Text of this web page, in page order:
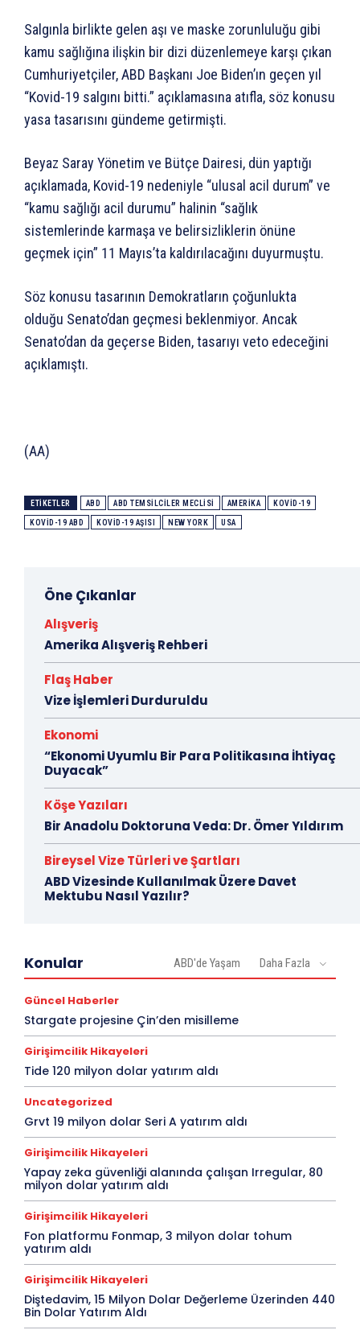
Salgınla birlikte gelen aşı ve maske zorunluluğu gibi
kamu sağlığına ilişkin bir dizi düzenlemeye karşı çıkan
Cumhuriyetçiler, ABD Başkanı Joe Biden’ın geçen yıl
“Kovid-19 salgını bitti.” açıklamasına atıfla, söz konusu
yasa tasarısını gündeme getirmişti.
Beyaz Saray Yönetim ve Bütçe Dairesi, dün yaptığı
açıklamada, Kovid-19 nedeniyle “ulusal acil durum” ve
“kamu sağlığı acil durumu” halinin “sağlık
sistemlerinde karmaşa ve belirsizliklerin önüne
geçmek için” 11 Mayıs’ta kaldırılacağını duyurmuştu.
Söz konusu tasarının Demokratların çoğunlukta
olduğu Senato’dan geçmesi beklenmiyor. Ancak
Senato’dan da geçerse Biden, tasarıyı veto edeceğini
açıklamıştı.
(AA)
ETIKETLER ABD ABD TEMSILCILER MECLISI AMERIKA KOVID-19
KOVID-19 ABD KOVID-19 AŞISI NEW YORK USA
Öne Çıkanlar
Alışveriş
Amerika Alışveriş Rehberi
Flaş Haber
Vize İşlemleri Durduruldu
Ekonomi
“Ekonomi Uyumlu Bir Para Politikasına İhtiyaç
Duyacak”
Köşe Yazıları
Bir Anadolu Doktoruna Veda: Dr. Ömer Yıldırım
Bireysel Vize Türleri ve Şartları
ABD Vizesinde Kullanılmak Üzere Davet
Mektubu Nasıl Yazılır?
Konular ABD'de Yaşam Daha Fazla
Güncel Haberler
Stargate projesine Çin’den misilleme
Girişimcilik Hikayeleri
Tide 120 milyon dolar yatırım aldı
Uncategorized
Grvt 19 milyon dolar Seri A yatırım aldı
Girişimcilik Hikayeleri
Yapay zeka güvenliği alanında çalışan Irregular, 80
milyon dolar yatırım aldı
Girişimcilik Hikayeleri
Fon platformu Fonmap, 3 milyon dolar tohum
yatırım aldı
Girişimcilik Hikayeleri
Diştedavim, 15 Milyon Dolar Değerleme Üzerinden 440
Bin Dolar Yatırım Aldı